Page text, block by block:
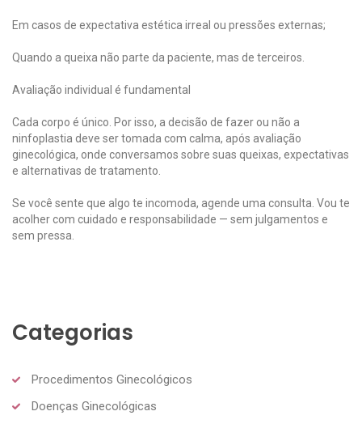
Em casos de expectativa estética irreal ou pressões externas;
Quando a queixa não parte da paciente, mas de terceiros.
Avaliação individual é fundamental
Cada corpo é único. Por isso, a decisão de fazer ou não a
ninfoplastia deve ser tomada com calma, após avaliação
ginecológica, onde conversamos sobre suas queixas, expectativas
e alternativas de tratamento.
Se você sente que algo te incomoda, agende uma consulta. Vou te
acolher com cuidado e responsabilidade — sem julgamentos e
sem pressa.
Categorias
Procedimentos Ginecológicos
Doenças Ginecológicas